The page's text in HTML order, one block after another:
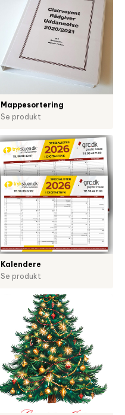
Mappesortering
Se produkt
Kalendere
Se produkt